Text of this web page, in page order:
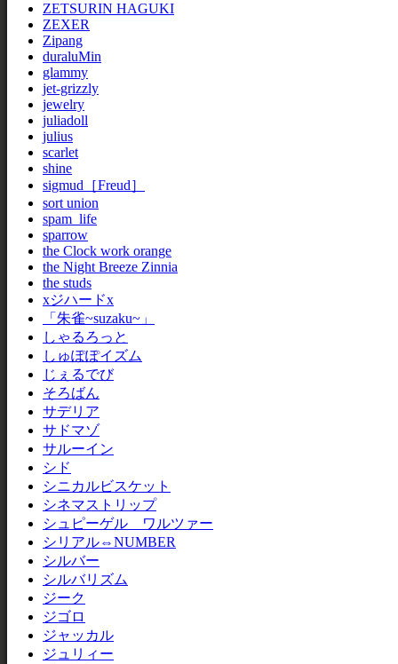
ZETSURIN HAGUKI
ZEXER
Zipang
duraluMin
glammy
jet-grizzly
jewelry
juliadoll
julius
scarlet
shine
sigmud［Freud］
sort union
spam_life
sparrow
the Clock work orange
the Night Breeze Zinnia
the studs
xジハードx
「朱雀~suzaku~」
しゃるろっと
しゅぽぽイズム
じぇるでび
そろばん
サデリア
サドマゾ
サルーイン
シド
シニカルビスケット
シネマストリップ
シュピーゲル ワルツァー
シリアル⇔NUMBER
シルバー
シルバリズム
ジーク
ジゴロ
ジャッカル
ジュリィー